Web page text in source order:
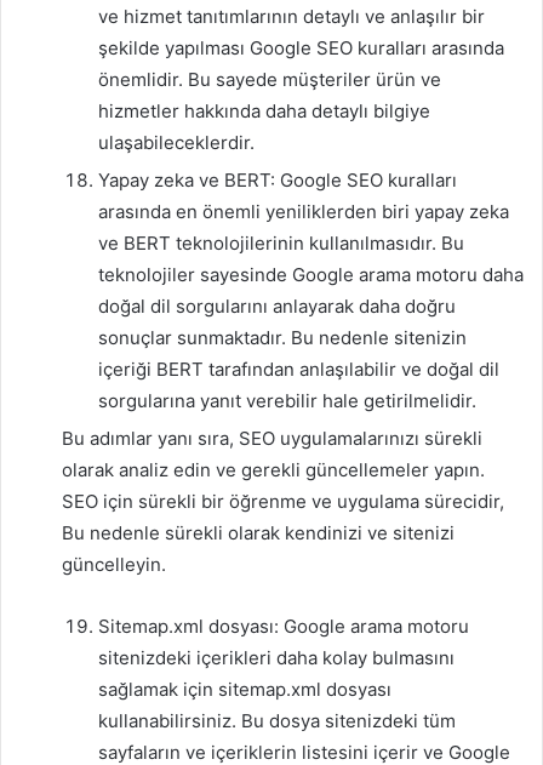
ve hizmet tanıtımlarının detaylı ve anlaşılır bir
şekilde yapılması Google SEO kuralları arasında
önemlidir. Bu sayede müşteriler ürün ve
hizmetler hakkında daha detaylı bilgiye
ulaşabileceklerdir.
Yapay zeka ve BERT: Google SEO kuralları
arasında en önemli yeniliklerden biri yapay zeka
ve BERT teknolojilerinin kullanılmasıdır. Bu
teknolojiler sayesinde Google arama motoru daha
doğal dil sorgularını anlayarak daha doğru
sonuçlar sunmaktadır. Bu nedenle sitenizin
içeriği BERT tarafından anlaşılabilir ve doğal dil
sorgularına yanıt verebilir hale getirilmelidir.
Bu adımlar yanı sıra, SEO uygulamalarınızı sürekli
olarak analiz edin ve gerekli güncellemeler yapın.
SEO için sürekli bir öğrenme ve uygulama sürecidir,
Bu nedenle sürekli olarak kendinizi ve sitenizi
güncelleyin.
Sitemap.xml dosyası: Google arama motoru
sitenizdeki içerikleri daha kolay bulmasını
sağlamak için sitemap.xml dosyası
kullanabilirsiniz. Bu dosya sitenizdeki tüm
sayfaların ve içeriklerin listesini içerir ve Google